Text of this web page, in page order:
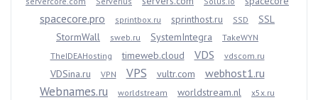
spacecore.pro sprintbox.ru sprinthost.ru SSD
SSL
StormWall
sweb.ru SystemIntegra
TakeWYN
TheIDEAHosting
timeweb.cloud VDS vdscom.ru
VDSina.ru VPN VPS vultr.com webhost1.ru
Webnames.ru worldstream worldstream.nl
x5x.ru